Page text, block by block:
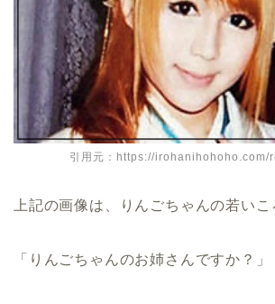
引用元：https://irohanihohoho.com/
上記の画像は、りんごちゃんの若いこ
「りんごちゃんのお姉さんですか？」